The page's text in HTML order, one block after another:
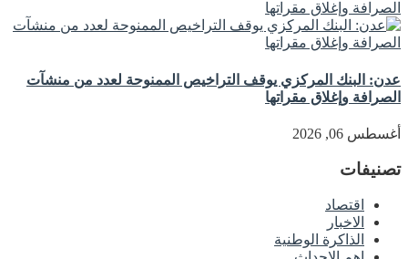
عدن: البنك المركزي يوقف التراخيص الممنوحة لعدد من منشآت
الصرافة وإغلاق مقراتها
أغسطس 06, 2026
تصنيفات
اقتصاد
الاخبار
الذاكرة الوطنية